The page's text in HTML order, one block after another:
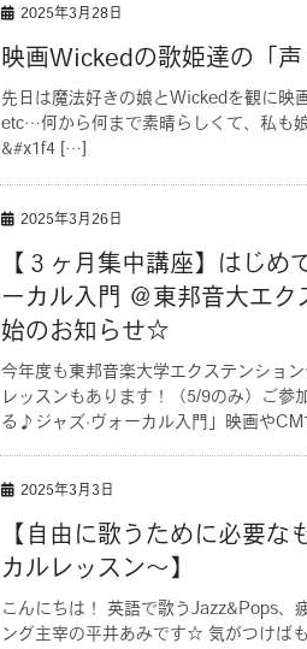
2025年3月28日
映画Wickedの歌姫達の「
先日は魔法好きの娘とWickedを観に映
etc…何から何まで素晴らしくて、私も
&#x1f4 […]
2025年3月26日
【３ヶ月集中講座】はじ
ーカル入門 ＠東邦音大エ
始のお知らせ☆
今年度も東邦音楽大学エクステンショ
レッスンもあります！（5/9のみ）ご
る♪ジャズ·ヴォーカル入門」映画や
2025年3月3日
【自由に歌うために必要な
カルレッスン〜】
こんにちは！ 英語で歌うJazz&Pops、
ング主宰の平井あみです☆ 気がつけば